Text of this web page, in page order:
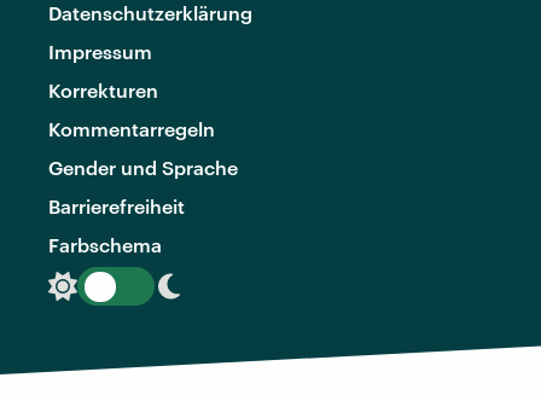
Datenschutzerklärung
Impressum
Korrekturen
Kommentarregeln
Gender und Sprache
Barrierefreiheit
Farbschema